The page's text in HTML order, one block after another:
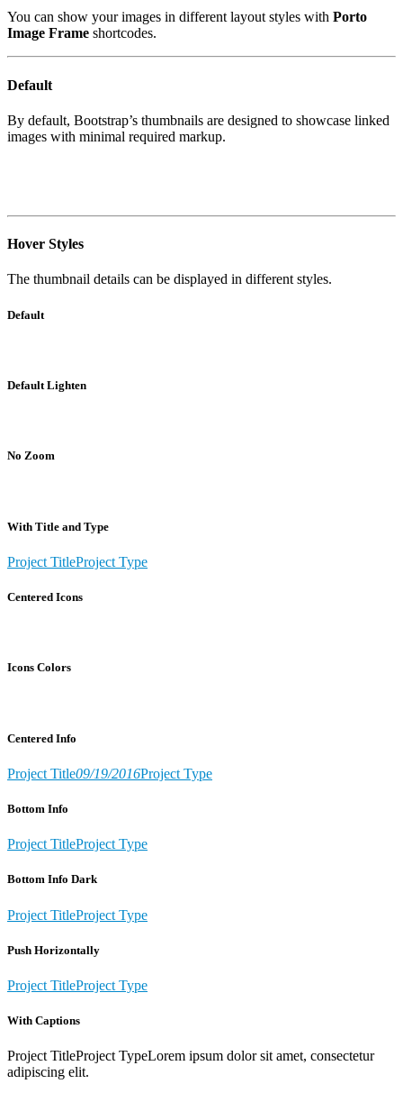
You can show your images in different layout styles with Porto
Image Frame shortcodes.
Default
By default, Bootstrap’s thumbnails are designed to showcase linked
images with minimal required markup.
Hover Styles
The thumbnail details can be displayed in different styles.
Default
Default Lighten
No Zoom
With Title and Type
Project TitleProject Type
Centered Icons
Icons Colors
Centered Info
Project Title09/19/2016Project Type
Bottom Info
Project TitleProject Type
Bottom Info Dark
Project TitleProject Type
Push Horizontally
Project TitleProject Type
With Captions
Project TitleProject TypeLorem ipsum dolor sit amet, consectetur
adipiscing elit.